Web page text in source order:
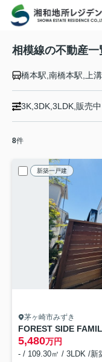
相模線の不動産一
3K,3DK,3LDK,販売中
8件
新築一戸建
茅ヶ崎市みずき
FOREST SIDE
5,480万円
- / 109.30㎡ / 3LDK /新